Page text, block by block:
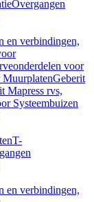
Overgangen
en verbindingen,
voor
MuurplatenGeberit
Mapress rvs,
Systeembuizen
T-
en verbindingen,